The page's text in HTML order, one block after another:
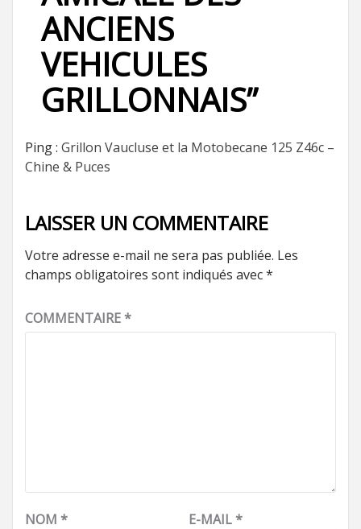
ANCIENS
VEHICULES
GRILLONNAIS”
Ping : Grillon Vaucluse et la Motobecane 125 Z46c –
Chine & Puces
LAISSER UN COMMENTAIRE
Votre adresse e-mail ne sera pas publiée. Les
champs obligatoires sont indiqués avec*
COMMENTAIRE*
NOM * E-MAIL*